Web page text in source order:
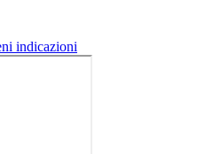
indicazioni